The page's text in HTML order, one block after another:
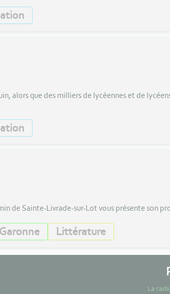
alors que des milliers de lycéennes et de
de Sainte-Livrade-sur-Lot vous présente son
Littérature
La